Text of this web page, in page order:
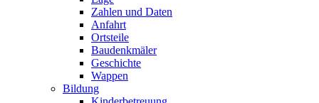
Zahlen und Daten
Anfahrt
Ortsteile
Baudenkmäler
Geschichte
Wappen
Bildung